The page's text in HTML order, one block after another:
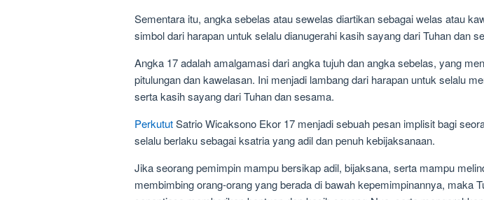
Sementara itu, angka sebelas atau sewelas diartikan sebagai welas atau
simbol dari harapan untuk selalu dianugerahi kasih sayang dari Tuhan dan
Angka 17 adalah amalgamasi dari angka tujuh dan angka sebelas, yang
pitulungan dan kawelasan. Ini menjadi lambang dari harapan untuk selalu
serta kasih sayang dari Tuhan dan sesama.
PerkututSatrio Wicaksono Ekor 17 menjadi sebuah pesan implisit bagi
selalu berlaku sebagai ksatria yang adil dan penuh kebijaksanaan.
Jika seorang pemimpin mampu bersikap adil, bijaksana, serta mampu
membimbing orang-orang yang berada di bawah kepemimpinannya, maka